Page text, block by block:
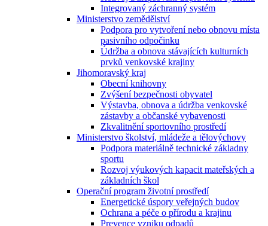
Integrovaný záchranný systém
Ministerstvo zemědělství
Podpora pro vytvoření nebo obnovu místa
pasivního odpočinku
Údržba a obnova stávajících kulturních
prvků venkovské krajiny
Jihomoravský kraj
Obecní knihovny
Zvýšení bezpečnosti obyvatel
Výstavba, obnova a údržba venkovské
zástavby a občanské vybavenosti
Zkvalitnění sportovního prostředí
Ministerstvo školství, mládeže a tělovýchovy
Podpora materiálně technické základny
sportu
Rozvoj výukových kapacit mateřských a
základních škol
Operační program životní prostředí
Energetické úspory veřejných budov
Ochrana a péče o přírodu a krajinu
Prevence vzniku odpadů